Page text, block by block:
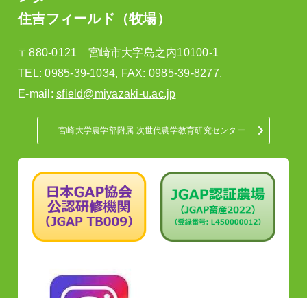
住吉フィールド（牧場）
〒880-0121 宮崎市大字島之内10100-1
TEL: 0985-39-1034, FAX: 0985-39-8277,
E-mail:sfield@miyazaki-u.ac.jp
宮崎大学農学部附属 次世代農学教育研究センター